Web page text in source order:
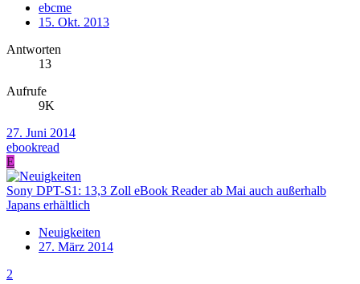
ebcme
15. Okt. 2013
Antworten
13
Aufrufe
9K
27. Juni 2014
ebookread
E
Sony DPT-S1: 13,3 Zoll eBook Reader ab Mai auch außerhalb
Japans erhältlich
Neuigkeiten
27. März 2014
2